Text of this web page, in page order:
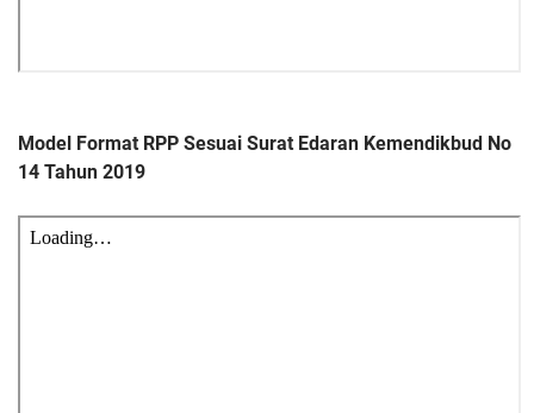
Model Format RPP Sesuai Surat Edaran Kemendikbud No
14 Tahun 2019